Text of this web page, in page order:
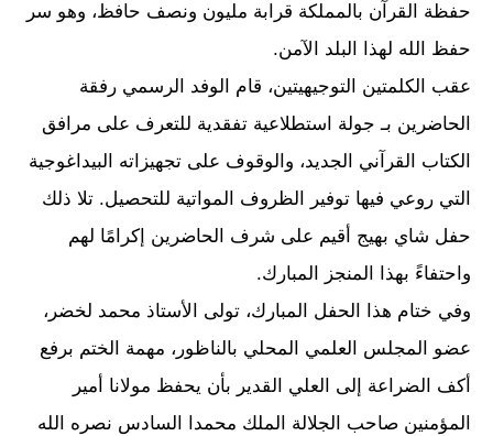
حفظة القرآن بالمملكة قرابة مليون ونصف حافظ، وهو سر
حفظ الله لهذا البلد الآمن.
عقب الكلمتين التوجيهيتين، قام الوفد الرسمي رفقة
الحاضرين بـ جولة استطلاعية تفقدية للتعرف على مرافق
الكتاب القرآني الجديد، والوقوف على تجهيزاته البيداغوجية
التي روعي فيها توفير الظروف المواتية للتحصيل. تلا ذلك
حفل شاي بهيج أقيم على شرف الحاضرين إكرامًا لهم
واحتفاءً بهذا المنجز المبارك.
وفي ختام هذا الحفل المبارك، تولى الأستاذ محمد لخضر،
عضو المجلس العلمي المحلي بالناظور، مهمة الختم برفع
أكف الضراعة إلى العلي القدير بأن يحفظ مولانا أمير
المؤمنين صاحب الجلالة الملك محمدا السادس نصره الله